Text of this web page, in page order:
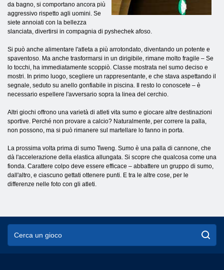
da bagno, si comportano ancora più
aggressivo rispetto agli uomini. Se
siete annoiati con la bellezza
slanciata, divertirsi in compagnia di pyshechek afoso.
Si può anche alimentare l'atleta a più arrotondato, diventando un potente e
spaventoso. Ma anche trasformarsi in un dirigibile, rimane molto fragile – Se
lo tocchi, ha immediatamente scoppiò. Classe mostrata nel sumo deciso e
mostri. In primo luogo, scegliere un rappresentante, e che stava aspettando il
segnale, seduto su anello gonfiabile in piscina. Il resto lo conoscete – è
necessario espellere l'avversario sopra la linea del cerchio.
Altri giochi offrono una varietà di atleti vita sumo e giocare altre destinazioni
sportive. Perché non provare a calcio? Naturalmente, per correre la palla,
non possono, ma si può rimanere sul martellare lo fanno in porta.
La prossima volta prima di sumo Tweng. Sumo è una palla di cannone, che
dà l'accelerazione della elastica allungata. Si scopre che qualcosa come una
fionda. Carattere colpo deve essere efficace – abbattere un gruppo di sumo,
dall'altro, e ciascuno gettati ottenere punti. E tra le altre cose, per le
differenze nelle foto con gli atleti.